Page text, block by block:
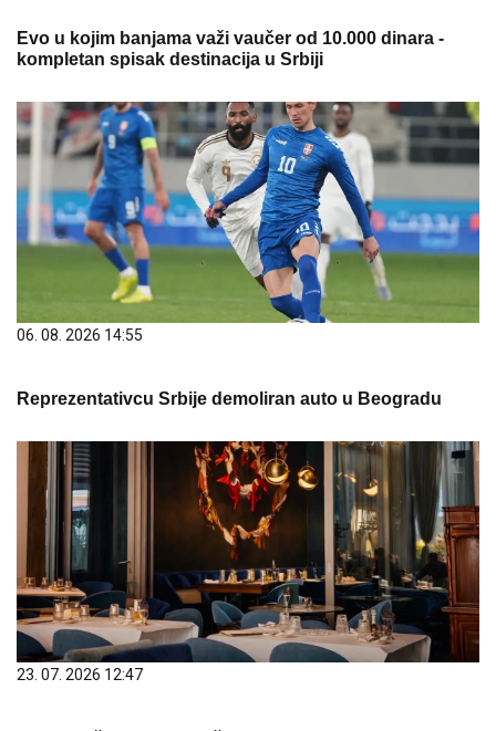
Evo u kojim banjama važi vaučer od 10.000 dinara -
kompletan spisak destinacija u Srbiji
06. 08. 2026 14:55
Reprezentativcu Srbije demoliran auto u Beogradu
23. 07. 2026 12:47